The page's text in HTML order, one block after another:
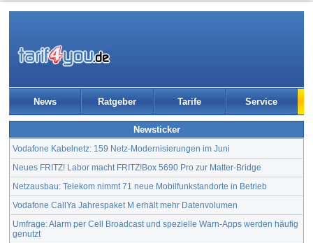
News Ratgeber Tarife Service
Newsticker
Vodafone Kabelnetz: 159 Netz-Modernisierungen im Juni
Neues FRITZ! Labor macht FRITZ!Box 5690 Pro zur Matter-Bridge
Netzausbau: Telekom nimmt 71 neue Mobilfunkstandorte in Betrieb
Vodafone CallYa Jahrespaket M erhält mehr Datenvolumen
Umfrage: Alarm per Cell Broadcast und spezielle Warn-Apps werden häufig
genutzt